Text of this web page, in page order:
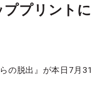
プリントに
の脱出』が本日7月31